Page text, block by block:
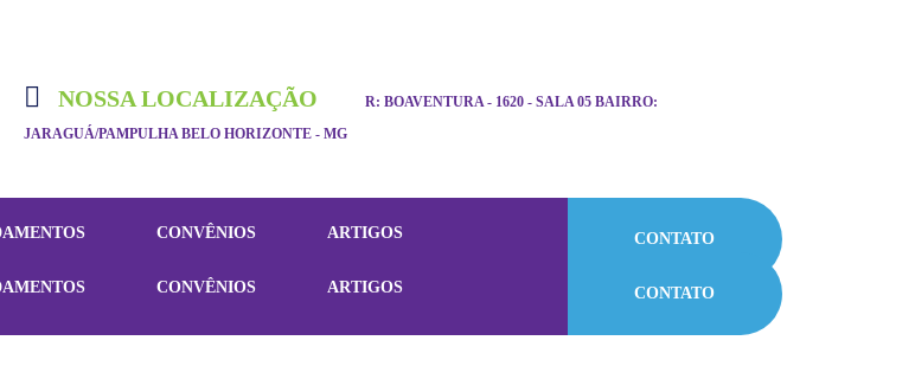
NOSSA LOCALIZAÇÃO
R: BOAVENTURA - 1620 - SALA 05 BAIRRO:
JARAGUÁ/PAMPULHA BELO HORIZONTE - MG
CONVÊNIOS ARTIGOS CONTATO
CONVÊNIOS ARTIGOS CONTATO